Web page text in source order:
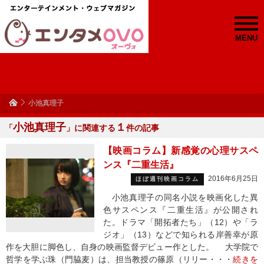
MENU
小池真理子
「小池真理子 」に関連する １ 件の記事
【映画コラム】新感覚の心理サスペ
ンス『二重生活』
ほぼ週刊映画コラム 2016年6月25日
小池真理子の同名小説を映画化した異
色サスペンス『二重生活』が公開され
た。ドラマ「開拓者たち」（12）や「ラ
ジオ」（13）などで知られる岸善幸が原
作を大胆に脚色し、自身の映画監督デビュー作とした。 大学院で
哲学を学ぶ珠（門脇麦）は、担当教授の篠原（リリー・・・続きを